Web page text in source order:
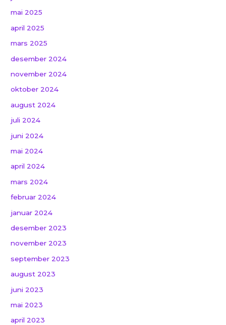
mai 2025
april 2025
mars 2025
desember 2024
november 2024
oktober 2024
august 2024
juli 2024
juni 2024
mai 2024
april 2024
mars 2024
februar 2024
januar 2024
desember 2023
november 2023
september 2023
august 2023
juni 2023
mai 2023
april 2023